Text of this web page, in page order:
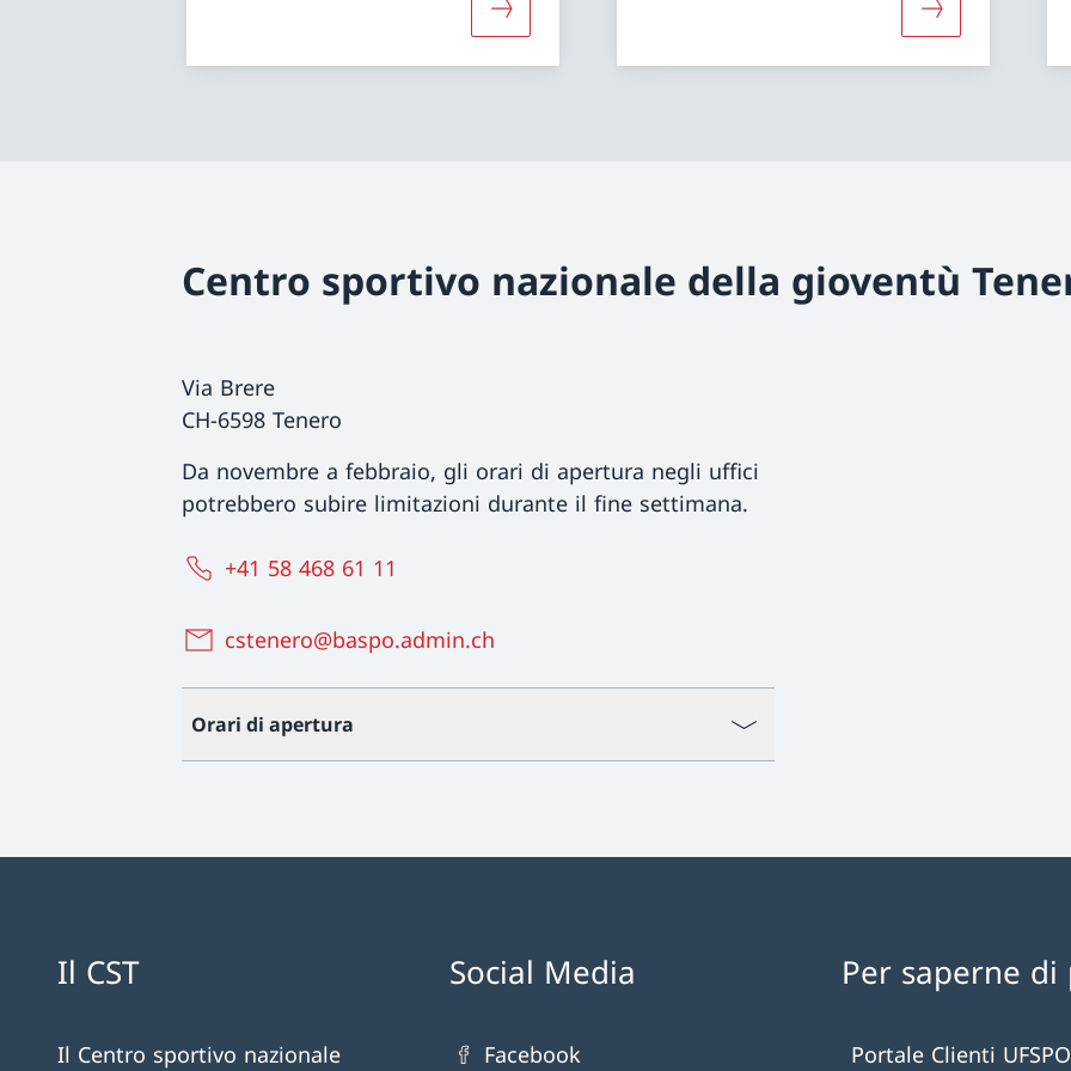
Maggiori informazioni su «Palestre» Maggiori
Centro sportivo nazionale della gioventù
Via Brere
CH-6598 Tenero
Da novembre a febbraio, gli orari di apertura negli uffici
potrebbero subire limitazioni durante il fine settimana.
+41 58 468 61 11
cstenero@baspo.admin.ch
Orari di apertura
Il CST
Il Centro sportivo nazionale
Social Media
Facebook
Per saperne di
Portale Clienti UFSPO